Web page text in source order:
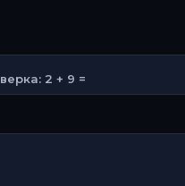
2 + 9 =